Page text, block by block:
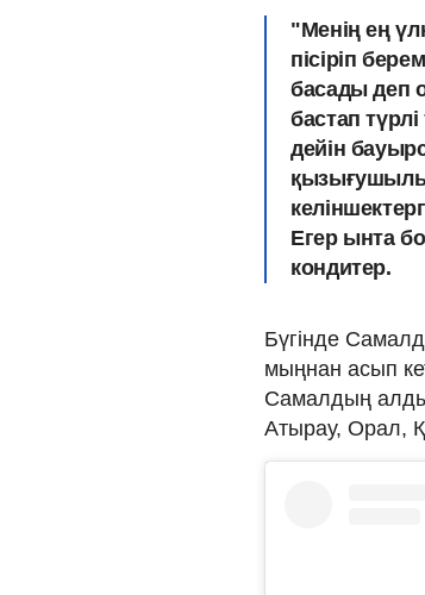
"Менің ең
пісіріп
басады деп
бастап түрлі
дейін
Егер ынта
кондитер.
Бүгінде
мыңнан асып
Самалдың
Атырау, Орал,